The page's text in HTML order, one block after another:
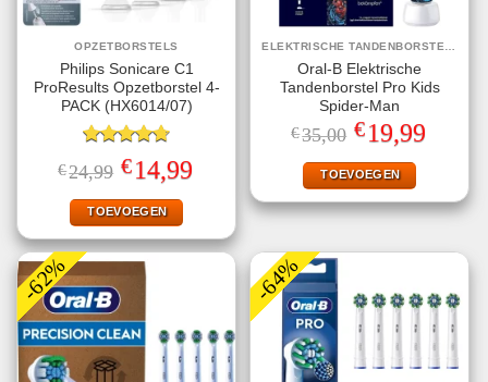
OPZETBORSTELS
Philips Sonicare C1
ProResults Opzetborstel 4-
PACK (HX6014/07)
Gewaardeerd
4.75uit 5
€24,99 Oorspronkelijke
prijs
was:
€24,99.
€14,99Huidige
prijs
TOEVOEGEN
Oral-B Elektrische
Tandenborstel Pro Kids
Spider-Man
€35,00 Oorspronkelijke
prijs
was:
€35,00.
€19,99Huidige
prijs
TOEVOEGEN
-62% -64%